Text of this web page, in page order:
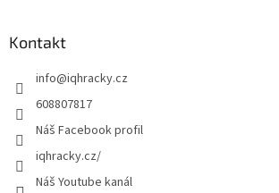
Kontakt
info@iqhracky.cz
608807817
Náš Facebook profil
iqhracky.cz/
Náš Youtube kanál